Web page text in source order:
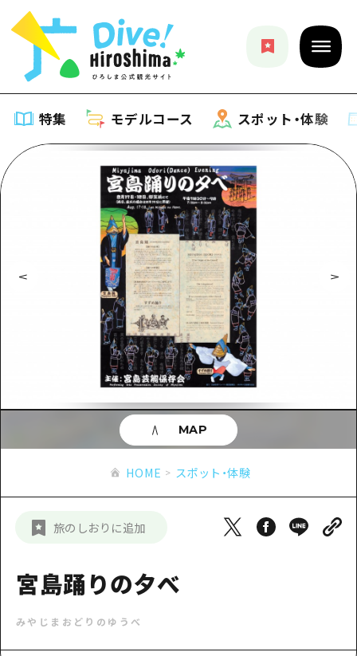
特集 モデルコース スポット・体験
特集
特集一覧
おすすめ
アート
イベント・祭り
グルメ・酒
サイクリング
ショッピング
スポーツ
ナイトライフ
定番
モデルコース
モデルコース一覧
Dive! Hiroshima 公式ガイド
広島もしもトラベル
あたらしい非日常
安芸
備北
芸北
山口県東部
弾丸
スポット・体験
スポット・体験一覧
広島市周辺
安芸
備後
備北
芸北
山口県東部
愛媛県
島根県
イベント
旬情報
お役立ち情報
お役立ち情報一覧
アクセス
お得な周遊チケット
新着情報
事業者・学校関係者の皆さま
HOME スポット・体験
旅のしおりに追加
宮島踊りの夕べ
みやじまおどりのゆうべ
MAP